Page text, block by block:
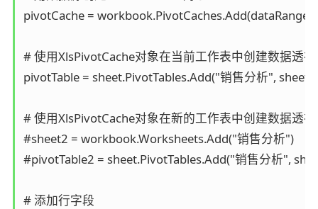
pivotCache = workbook.PivotCaches.Add(dataRange)
# 使用XlsPivotCache对象在当前工作表中创建数据透
pivotTable = sheet.PivotTables.Add("销售分析",
# 使用XlsPivotCache对象在新的工作表中创建数据透
#sheet2 = workbook.Worksheets.Add("销售分析")
#pivotTable2 = sheet.PivotTables.Add("销售分析",
# 添加行字段